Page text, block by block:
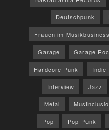
Deutschpunk
Frauen im Musikbusiness
Garage Garage
Hardcore Punk Indie
Interview Jazz
Metal
Pop Pop-Punk